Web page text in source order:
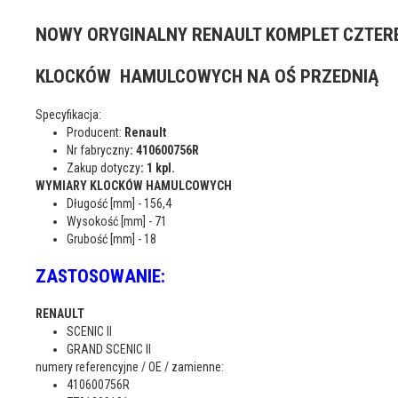
NOWY ORYGINALNY RENAULT KOMPLET
KLOCKÓW HAMULCOWYCH NA OŚ PRZEDNIĄ
Specyfikacja:
Producent: Renault
Nr fabryczny: 410600756R
Zakup dotyczy: 1 kpl.
WYMIARY KLOCKÓW HAMULCOWYCH
Długość [mm] - 156,4
Wysokość [mm] - 71
Grubość [mm] - 18
ZASTOSOWANIE:
RENAULT
SCENIC II
GRAND SCENIC II
numery referencyjne / OE / zamienne:
410600756R